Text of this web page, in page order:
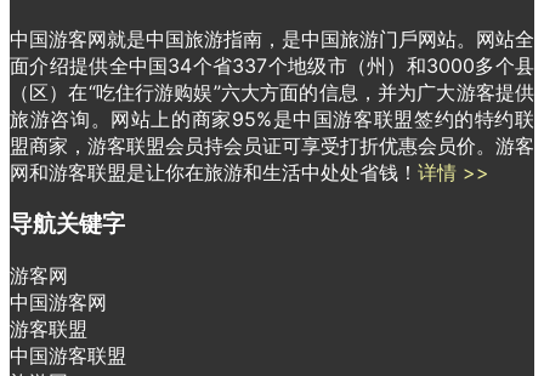
中国游客网就是中国旅游指南，是中国旅游门戶网站。网站全
面介绍提供全中国34个省337个地级市（州）和3000多个县
（区）在“吃住行游购娱”六大方面的信息，并为广大游客提供
旅游咨询。网站上的商家95%是中国游客联盟签约的特约联
盟商家，游客联盟会员持会员证可享受打折优惠会员价。游客
网和游客联盟是让你在旅游和生活中处处省钱！ 详情 >>
导航关键字
游客网
中国游客网
游客联盟
中国游客联盟